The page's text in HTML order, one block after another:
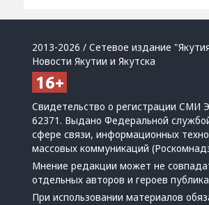
2013-2026 / Сетевое издание
Новости Якутии и Якутска
Свидетельство о регистрации СМИ
62371. Выдано Федеральной
сфере связи, информационных
массовых коммуникаций
Мнение редакции может не
отдельных авторов и героев
При использовании материалов